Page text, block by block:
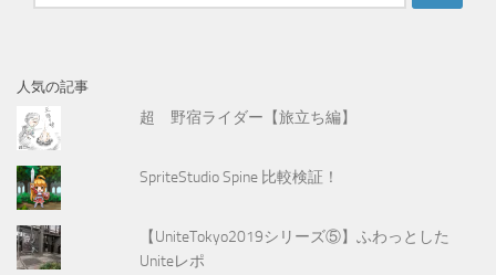
人気の記事
超 野宿ライダー【旅立ち編】
SpriteStudio Spine 比較検証！
【UniteTokyo2019シリーズ⑤】ふわっとした
Uniteレポ